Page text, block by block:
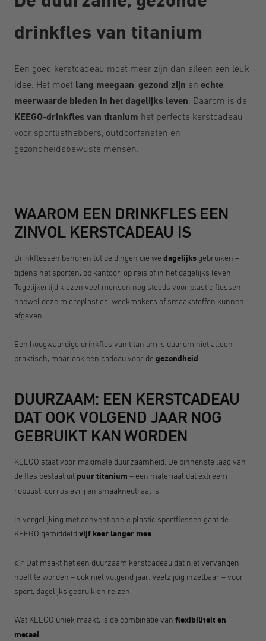
drinkfles van titanium
Een goed kerstcadeau moet meer zijn dan alleen een leuk
idee. Het moet lang meegaan, gezond zijn en echte
meerwaarde bieden in het dagelijks leven. Daarom is de
KEEGO-drinkfles van titanium het perfecte kerstcadeau
voor sportliefhebbers, outdoorfanaten en
gezondheidsbewuste mensen.
WAAROM EEN DRINKFLES EEN
ZINVOL KERSTCADEAU IS
Drinkflessen behoren tot de dingen die we dagelijks gebruiken –
tijdens het sporten, op kantoor, op reis of in het dagelijks leven.
Tegelijkertijd kiezen veel mensen nog steeds voor plastic flessen,
hoewel deze microplastics, weekmakers of smaakstoffen kunnen
afgeven.
Een hoogwaardige drinkfles van titanium is daarom niet alleen
praktisch, maar ook een cadeau voor de gezondheid.
DUURZAAM: EEN KERSTCADEAU
DAT OOK VOLGEND JAAR NOG
GEBRUIKT KAN WORDEN
KEEGO staat voor maximale duurzaamheid. De binnenste laag van
de fles bestaat uit puur titanium – een materiaal dat extreem
robuust, corrosievrij en smaakneutraal is.
In vergelijking met conventionele plastic sportflessen gaat de
KEEGO gemiddeld vijf keer langer mee.
👉 Dat maakt het een duurzaam kerstcadeau dat niet vervangen
hoeft te worden – ook niet volgend jaar. Veelzijdig inzetbaar – voor
sport, dagelijks gebruik en reizen.
Wat KEEGO uniek maakt, is de combinatie van flexibiliteit en
metaal.